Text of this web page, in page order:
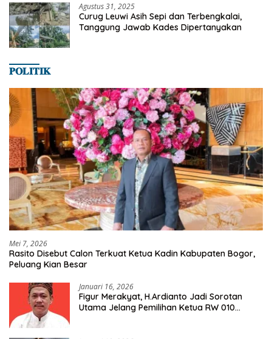
Agustus 31, 2025
Curug Leuwi Asih Sepi dan Terbengkalai,
Tanggung Jawab Kades Dipertanyakan
𝐏𝐎𝐋𝐈𝐓𝐈𝐊
Mei 7, 2026
Rasito Disebut Calon Terkuat Ketua Kadin Kabupaten Bogor,
Peluang Kian Besar
Januari 16, 2026
Figur Merakyat, H.Ardianto Jadi Sorotan
Utama Jelang Pemilihan Ketua RW 010